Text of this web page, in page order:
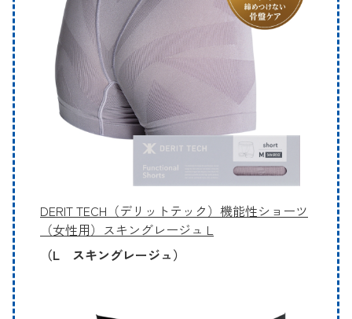
DERIT TECH（デリットテック）機能性ショーツ
（女性用）スキングレージュ L
（L スキングレージュ）